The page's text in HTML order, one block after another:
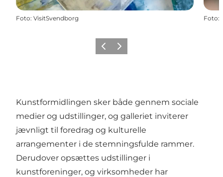
Foto: VisitSvendborg Foto:
ForrigeNæste
Kunstformidlingen sker både gennem sociale
medier og udstillinger, og galleriet inviterer
jævnligt til foredrag og kulturelle
arrangementer i de stemningsfulde rammer.
Derudover opsættes udstillinger i
kunstforeninger, og virksomheder har